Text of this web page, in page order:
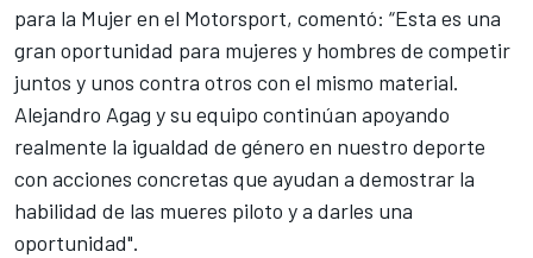
para la Mujer en el Motorsport, comentó: “Esta es una
gran oportunidad para mujeres y hombres de competir
juntos y unos contra otros con el mismo material.
Alejandro Agag y su equipo continúan apoyando
realmente la igualdad de género en nuestro deporte
con acciones concretas que ayudan a demostrar la
habilidad de las mueres piloto y a darles una
oportunidad".